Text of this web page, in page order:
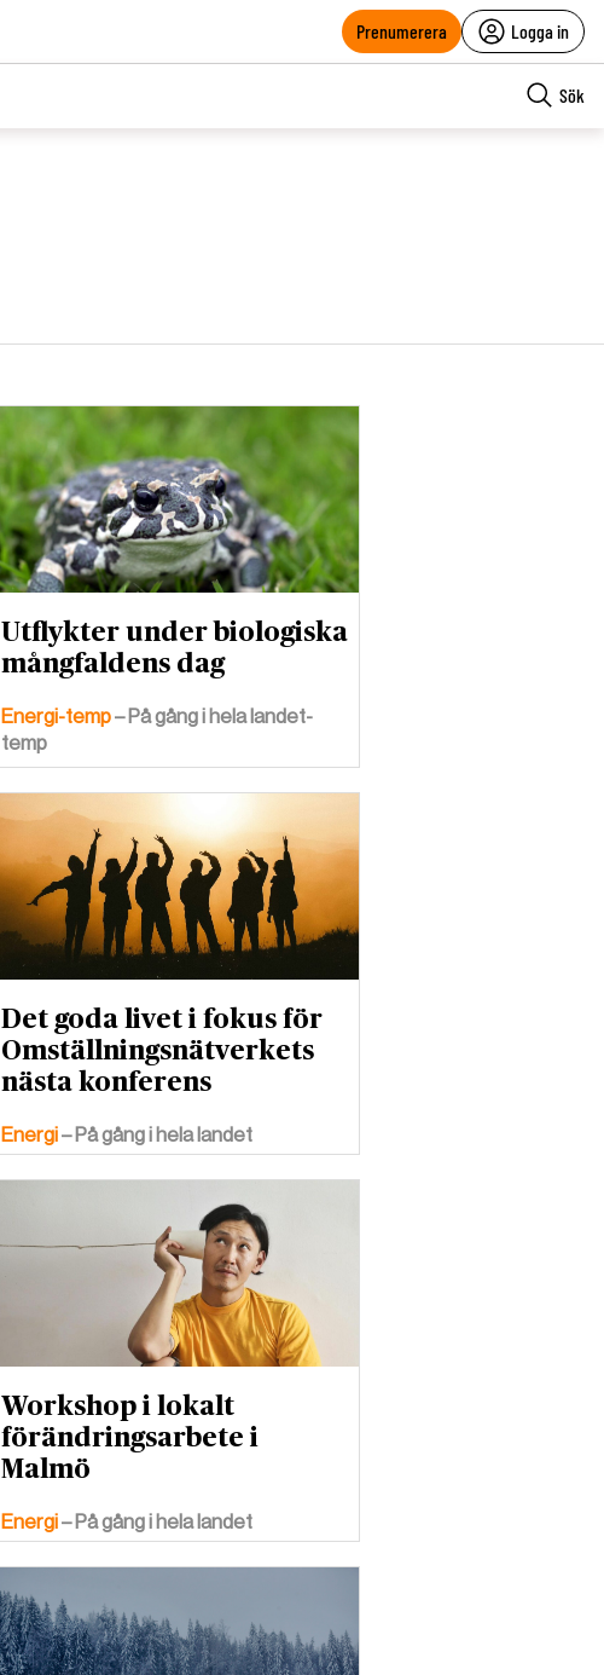
Prenumerera Logga in
Sök
Utflykter under biologiska
mångfaldens dag
Energi-temp– På gång i hela landet-
temp
Det goda livet i fokus för
Omställningsnätverkets
nästa konferens
Energi– På gång i hela landet
Workshop i lokalt
förändringsarbete i
Malmö
Energi– På gång i hela landet